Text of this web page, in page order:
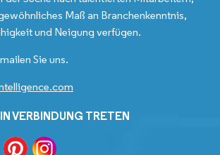
Maß an Branchenkenntnis,
und Neigung verfügen.
Sie uns.
VERBINDUNG TRETEN